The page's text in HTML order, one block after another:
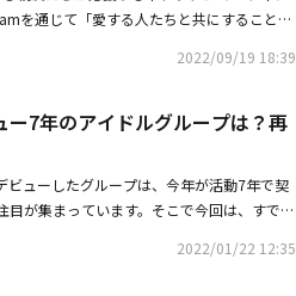
を通じて「愛する人たちと共にすることが
また共にしてくれたROMEOのメンバーた
ョンストラン」のスタッフの皆さん、そし
兄や姉さんたちに感謝します！」と感謝の
ンソプ、ROMEOのメンバーなどと一緒に
れた知人たちの義理堅い姿が微笑ましい。
20日に入隊することになりました！ 健康に
年、グループROMEOのメンバーとしてデ
2022/09/19 18:39
ー7年のアイドルグループは？再
ューしたグループは、今年が活動7年で契
が集まっています。そこで今回は、すでに
デビュー当初、「High Heels」や「No Oh O
2022/01/22 12:35